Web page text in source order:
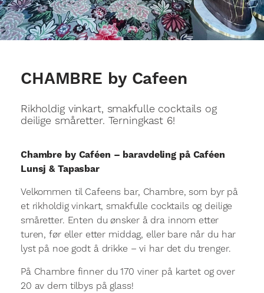
CHAMBRE by Cafeen
Rikholdig vinkart, smakfulle cocktails og
deilige småretter. Terningkast 6!
Chambre by Caféen – baravdeling på Caféen
Lunsj & Tapasbar
Velkommen til Cafeens bar, Chambre, som byr på
et rikholdig vinkart, smakfulle cocktails og deilige
småretter. Enten du ønsker å dra innom etter
turen, før eller etter middag, eller bare når du har
lyst på noe godt å drikke – vi har det du trenger.
På Chambre finner du 170 viner på kartet og over
20 av dem tilbys på glass!